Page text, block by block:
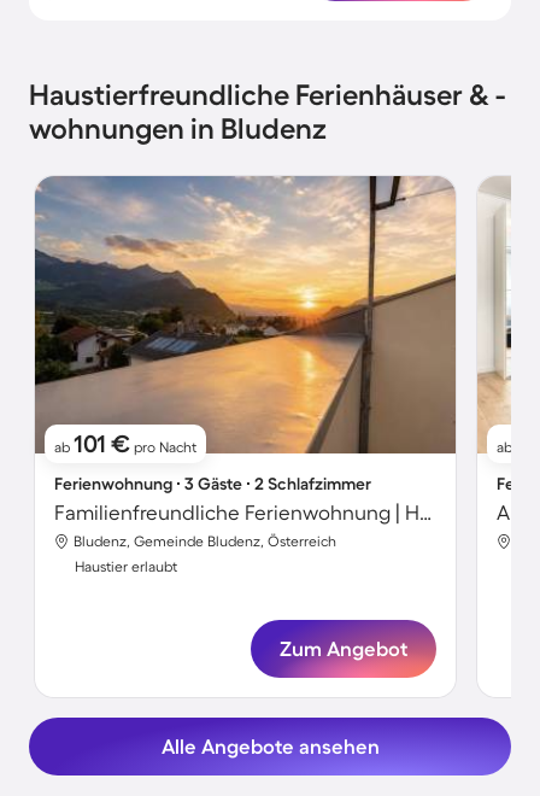
Haustierfreundliche Ferienhäuser & -
wohnungen in Bludenz
ab 101 € pro Nacht
Ferienwohnung ∙ 3 Gäste ∙ 2 Schlafzimmer
Familienfreundliche Ferienwohnung | Hunde erlaubt
Bludenz, Gemeinde Bludenz, Österreich
Haustier erlaubt
Zum Angebot
ab
Alle Angebote ansehen